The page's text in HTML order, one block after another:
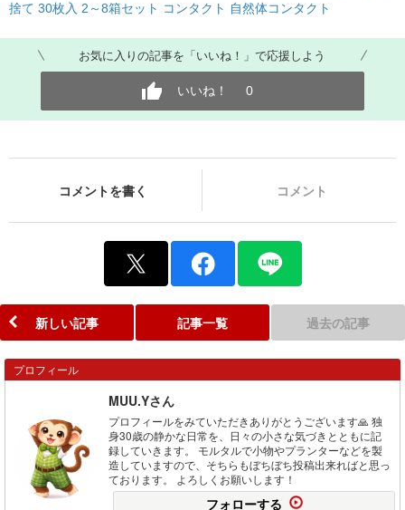
捨て 30枚入 2～8箱セット コンタクト 自然体コンタクト
お気に入りの記事を「いいね！」で応援しよう
いいね！ 0
コメントを書く コメント
新しい記事 記事一覧 過去の記事
プロフィール
MUU.Yさん
プロフィールをみていただきありがとうございます🙏 独
身30歳の静かな日常を、日々の小さな気づきとともに記
録していきます。 モルタルで小物やプランターなどを製
造していますので、そちらもぼちぼち投稿出来ればと思っ
ております。 よろしくお願いします！
フォローする